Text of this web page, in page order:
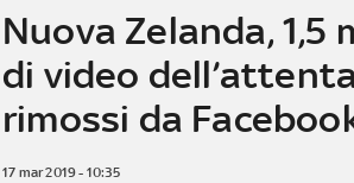
Nuova Zelanda, 1,5
di video
rimossi da
17 mar 2019 - 10:35